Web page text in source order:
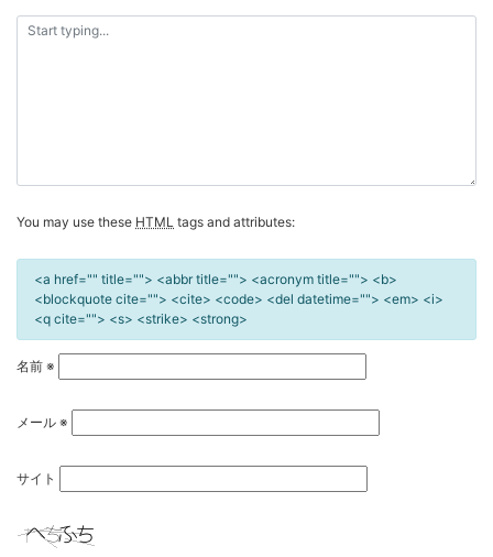
シ
You may use these HTML tags and attributes:
<a href="" title=""> <abbr title=""> <acronym title=""> <b>
<blockquote cite=""> <cite> <code> <del datetime=""> <em> <i>
<q cite=""> <s> <strike> <strong>
名前 ※
メール ※
サイト